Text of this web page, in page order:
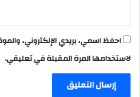
احفظ اسمي، بريدي الإلكتروني،
لاستخدامها المرة المقبلة في تعليقي.